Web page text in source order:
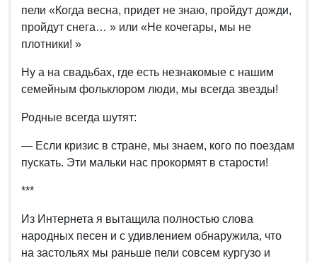
пели «Когда весна, придет не знаю, пройдут дожди,
пройдут снега… » или «Не кочегары, мы не
плотники! »
Ну а на свадьбах, где есть незнакомые с нашим
семейным фольклором люди, мы всегда звезды!
Родные всегда шутят:
— Если кризис в стране, мы знаем, кого по поездам
пускать. Эти мальки нас прокормят в старости!
***
Из Интернета я вытащила полностью слова
народных песен и с удивлением обнаружила, что
на застольях мы раньше пели совсем кургузо и